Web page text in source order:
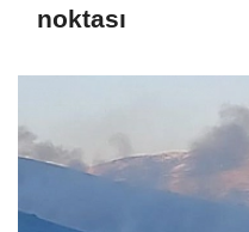
noktası